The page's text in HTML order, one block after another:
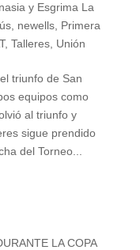
y Esgrima La
, newells, Primera
, Talleres, Unión
triunfo de San
equipos como
al triunfo y
sigue prendido
del Torneo...
LA COPA